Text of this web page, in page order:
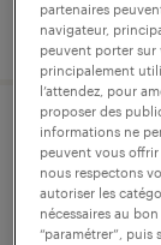
publié le 8
pantin,
intérim
partenaires
navigateur,
peuvent porter sur
principalement
l’attendez, pour
proposer des
informations ne
peuvent vous
nous respectons
autoriser les
nécessaires au
“paramétrer”, puis